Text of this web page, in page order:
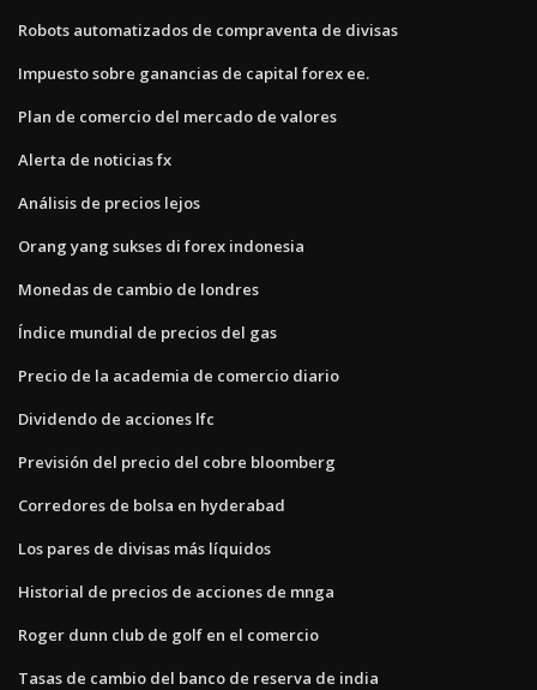
Robots automatizados de compraventa de divisas
Impuesto sobre ganancias de capital forex ee.
Plan de comercio del mercado de valores
Alerta de noticias fx
Análisis de precios lejos
Orang yang sukses di forex indonesia
Monedas de cambio de londres
Índice mundial de precios del gas
Precio de la academia de comercio diario
Dividendo de acciones lfc
Previsión del precio del cobre bloomberg
Corredores de bolsa en hyderabad
Los pares de divisas más líquidos
Historial de precios de acciones de mnga
Roger dunn club de golf en el comercio
Tasas de cambio del banco de reserva de india